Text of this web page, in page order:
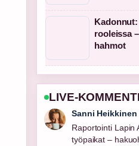
rooleissa
hahmot
LIVE-
Mikael Laine
Vahvaa
TV kanavahaku –